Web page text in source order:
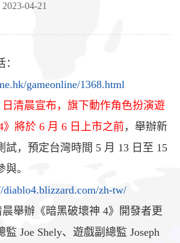
2023-04-21
gameonline/1368.html
日清晨宣布，旗下動作角色扮演遊
將於 6 月 6 日上市之前 ，舉辦新
試，預定台灣時間 5 月 13 日至 15
。
diablo4.blizzard.com/zh-tw/
舉辦《暗黑破壞神 4》開發者更
Joe Shely、遊戲副總監 Joseph